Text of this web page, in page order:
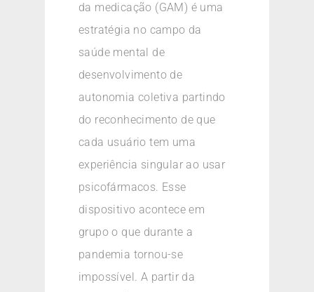
da medicação (GAM) é uma
estratégia no campo da
saúde mental de
desenvolvimento de
autonomia coletiva partindo
do reconhecimento de que
cada usuário tem uma
experiência singular ao usar
psicofármacos. Esse
dispositivo acontece em
grupo o que durante a
pandemia tornou-se
impossível. A partir da